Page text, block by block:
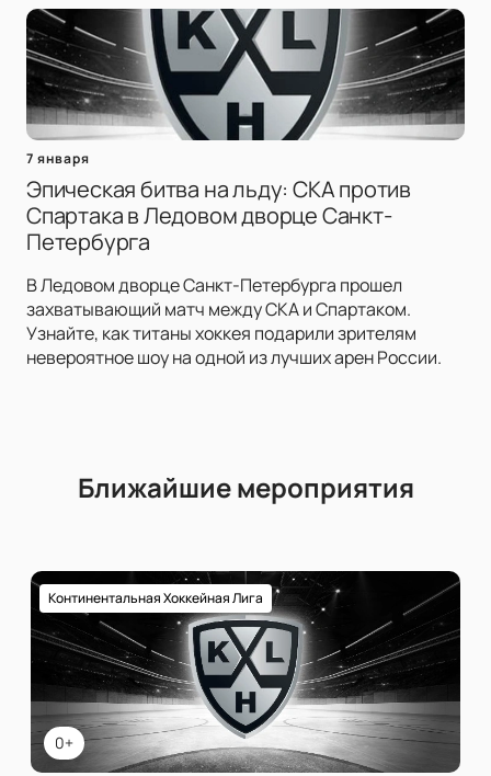
7 января
Эпическая битва на льду: СКА против
Спартака в Ледовом дворце Санкт-
Петербурга
В Ледовом дворце Санкт-Петербурга прошел
захватывающий матч между СКА и Спартаком.
Узнайте, как титаны хоккея подарили зрителям
невероятное шоу на одной из лучших арен России.
Ближайшие мероприятия
0+
Континентальная Хоккейная Лига